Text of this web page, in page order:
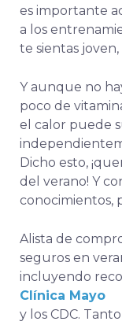
es importante
a los
te sientas
Y aunque no
poco de
el calor puede
Dicho esto,
del verano! Y
conocimientos,
Alista de
seguros en
incluyendo
Clínica Mayo
y los CDC.